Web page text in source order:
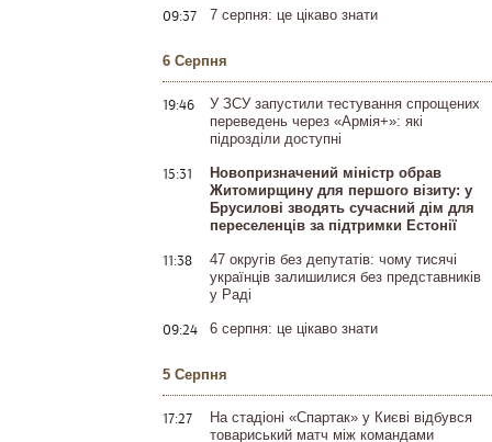
09:37 7 серпня: це цікаво знати
6 Серпня
19:46
У ЗСУ запустили тестування спрощених
переведень через «Армія+»: які
підрозділи доступні
15:31
Новопризначений міністр обрав
Житомирщину для першого візиту: у
Брусилові зводять сучасний дім для
переселенців за підтримки Естонії
11:38
47 округів без депутатів: чому тисячі
українців залишилися без представників
у Раді
09:24 6 серпня: це цікаво знати
5 Серпня
17:27
На стадіоні «Спартак» у Києві відбувся
товариський матч між командами